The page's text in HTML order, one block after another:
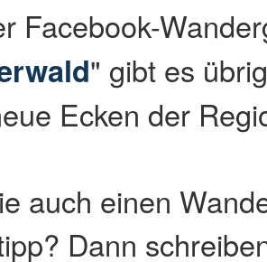
Facebook-
" gibt es
Ecken der
auch einen
Dann